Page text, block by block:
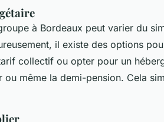
à Bordeaux peut varier du
il existe des options
collectif ou opter pour un
même la demi-pension. Cela